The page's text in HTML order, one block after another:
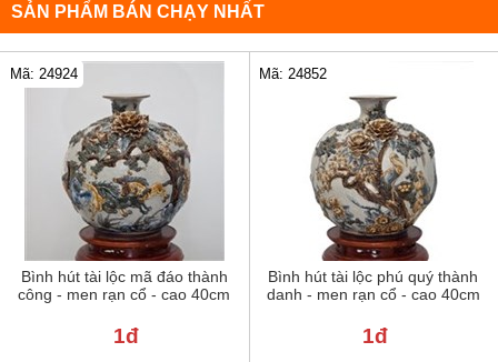
SẢN PHẨM BÁN CHẠY NHẤT
Bình hút tài lộc mã đáo thành
công - men rạn cổ - cao 40cm
Mã: 24924
1đ
Bình hút tài lộc phú quý thành
danh - men rạn cổ - cao 40cm
Mã: 24852
1đ